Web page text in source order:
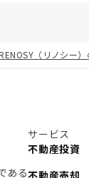
（リノシー
ある
サービス
不動産投資
不動産売却